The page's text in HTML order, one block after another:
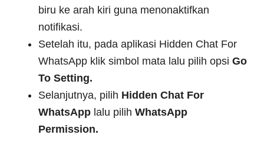
biru ke arah kiri guna menonaktifkan
notifikasi.
Setelah itu, pada aplikasi Hidden Chat For
WhatsApp klik simbol mata lalu pilih opsiGo
To Setting.
Selanjutnya, pilih Hidden Chat For
WhatsApp lalu pilihWhatsApp
Permission.